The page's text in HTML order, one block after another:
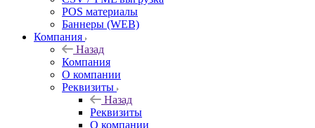
POS материалы
Баннеры (WEB)
Компания
Назад
Компания
О компании
Реквизиты
Назад
Реквизиты
О компании